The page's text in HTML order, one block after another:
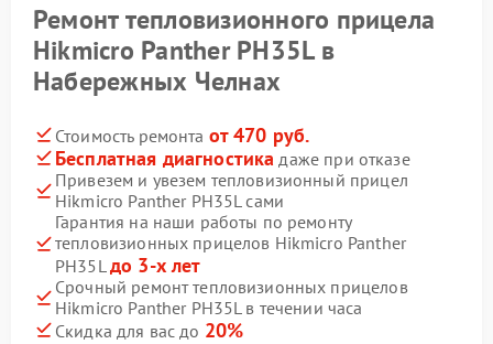
Ремонт тепловизионного прицела
Hikmicro Panther PH35L в
Набережных Челнах
Стоимость ремонта от 470 руб.
Бесплатная диагностика даже при отказе
Привезем и увезем тепловизионный прицел
Hikmicro Panther PH35L сами
Гарантия на наши работы по ремонту
тепловизионных прицелов Hikmicro Panther
PH35L до 3-х лет
Срочный ремонт тепловизионных прицелов
Hikmicro Panther PH35L в течении часа
Скидка для вас до 20%